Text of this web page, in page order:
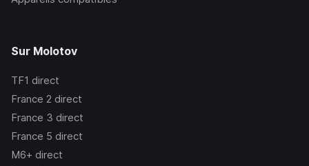
Sur Molotov
TF1 direct
France 2 direct
France 3 direct
France 5 direct
M6+ direct